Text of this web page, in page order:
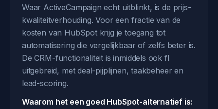
Waar ActiveCampaign echt uitblinkt, is de prijs-
kwaliteitverhouding. Voor een fractie van de
kosten van HubSpot krijg je toegang tot
automatisering die vergelijkbaar of zelfs beter is.
De CRM-functionaliteit is inmiddels ook fl
uitgebreid, met deal-pijplijnen, taakbeheer en
lead-scoring.
Waarom het een goed HubSpot-alternatief is: